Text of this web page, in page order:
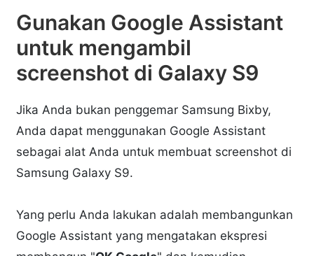
Gunakan Google Assistant
untuk mengambil
screenshot di Galaxy S9
Jika Anda bukan penggemar Samsung Bixby,
Anda dapat menggunakan Google Assistant
sebagai alat Anda untuk membuat screenshot di
Samsung Galaxy S9.
Yang perlu Anda lakukan adalah membangunkan
Google Assistant yang mengatakan ekspresi